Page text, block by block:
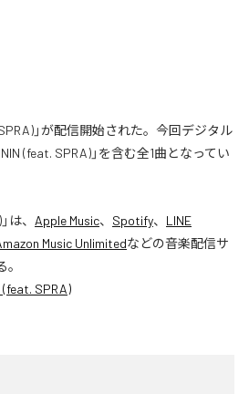
」が配信開始された。今回デジタル
(feat. SPRA)」を含む全1曲となってい
」は、 Apple Music、 Spotify、 LINE
Music Unlimitedなどの音楽配信サ
(feat. SPRA)